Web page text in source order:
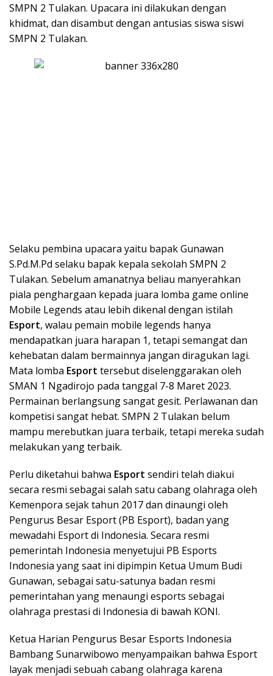
SMPN 2 Tulakan. Upacara ini dilakukan dengan
khidmat, dan disambut dengan antusias siswa siswi
SMPN 2 Tulakan.
Selaku pembina upacara yaitu bapak Gunawan
S.Pd.M.Pd selaku bapak kepala sekolah SMPN 2
Tulakan. Sebelum amanatnya beliau manyerahkan
piala penghargaan kepada juara lomba game online
Mobile Legends atau lebih dikenal dengan istilah
Esport, walau pemain mobile legends hanya
mendapatkan juara harapan 1, tetapi semangat dan
kehebatan dalam bermainnya jangan diragukan lagi.
Mata lomba Esport tersebut diselenggarakan oleh
SMAN 1 Ngadirojo pada tanggal 7-8 Maret 2023.
Permainan berlangsung sangat gesit. Perlawanan dan
kompetisi sangat hebat. SMPN 2 Tulakan belum
mampu merebutkan juara terbaik, tetapi mereka sudah
melakukan yang terbaik.
Perlu diketahui bahwa Esport sendiri telah diakui
secara resmi sebagai salah satu cabang olahraga oleh
Kemenpora sejak tahun 2017 dan dinaungi oleh
Pengurus Besar Esport (PB Esport), badan yang
mewadahi Esport di Indonesia. Secara resmi
pemerintah Indonesia menyetujui PB Esports
Indonesia yang saat ini dipimpin Ketua Umum Budi
Gunawan, sebagai satu-satunya badan resmi
pemerintahan yang menaungi esports sebagai
olahraga prestasi di Indonesia di bawah KONI.
Ketua Harian Pengurus Besar Esports Indonesia
Bambang Sunarwibowo menyampaikan bahwa Esport
layak menjadi sebuah cabang olahraga karena